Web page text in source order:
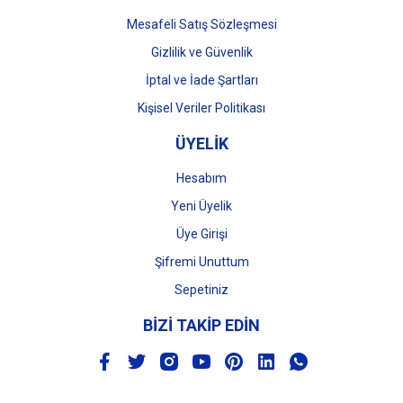
Mesafeli Satış Sözleşmesi
Gizlilik ve Güvenlik
İptal ve İade Şartları
Kişisel Veriler Politikası
ÜYELİK
Hesabım
Yeni Üyelik
Üye Girişi
Şifremi Unuttum
Sepetiniz
BİZİ TAKİP EDİN